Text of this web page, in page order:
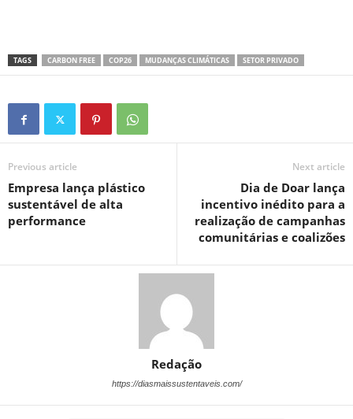
TAGS CARBON FREE COP26 MUDANÇAS CLIMÁTICAS SETOR PRIVADO
Previous article
Empresa lança plástico
sustentável de alta
performance
Next article
Dia de Doar lança
incentivo inédito para a
realização de campanhas
comunitárias e coalizões
Redação
https://diasmaissustentaveis.com/